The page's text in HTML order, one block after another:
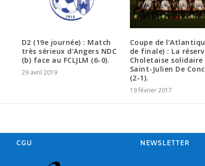
D2 (19e journée) : Match
très sérieux d’Angers NDC
(b) face au FCLJLM (6-0).
29 avril 2019
Coupe de
de finale) : La
Choletaise solidaire
Saint-Julien De
(2-1).
19 février 2017
CGU NEWSLETTER